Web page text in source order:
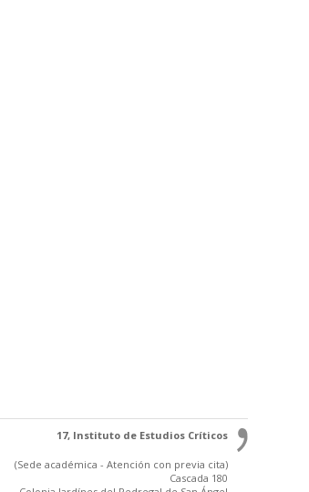
17, Instituto de Estudios Críticos
(Sede académica - Atención con previa cita)
Cascada 180